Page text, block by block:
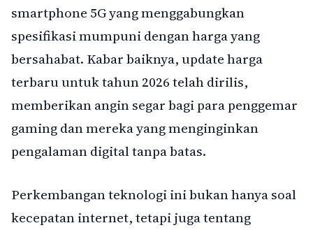
smartphone 5G yang menggabungkan
spesifikasi mumpuni dengan harga yang
bersahabat. Kabar baiknya, update harga
terbaru untuk tahun 2026 telah dirilis,
memberikan angin segar bagi para penggemar
gaming dan mereka yang menginginkan
pengalaman digital tanpa batas.
Perkembangan teknologi ini bukan hanya soal
kecepatan internet, tetapi juga tentang